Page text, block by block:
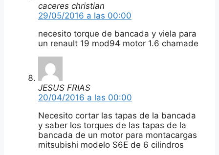
caceres christian
29/05/2016 a las 00:00
necesito torque de bancada y viela para
un renault 19 mod94 motor 1.6 chamade
JESUS FRIAS
20/04/2016 a las 00:00
Necesito cortar las tapas de la bancada
y saber los torques de las tapas de la
bancada de un motor para montacargas
mitsubishi modelo S6E de 6 cilindros